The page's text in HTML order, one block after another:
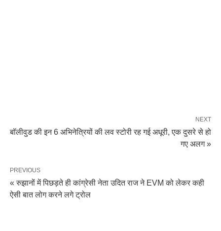
NEXT
बॉलीवुड की इन 6 अभिनेत्रियों की लव स्टोरी रह गई अधूरी, एक दुसरे से हो
गए अलग »
PREVIOUS
« रुझानों में पिछड़ते ही कांग्रेसी नेता उदित राज ने EVM को लेकर कही
ऐसी बात लोग करने लगे ट्रोल